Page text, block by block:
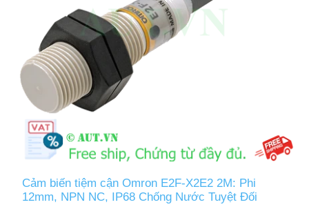
Cảm biến tiệm cận Omron E2F-X2E2 2M: Phi
12mm, NPN NC, IP68 Chống Nước Tuyệt Đối